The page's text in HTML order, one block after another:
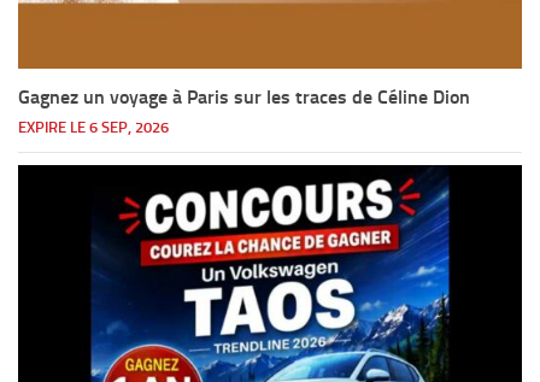
Gagnez un voyage à Paris sur les traces de Céline Dion
EXPIRE LE 6 SEP, 2026